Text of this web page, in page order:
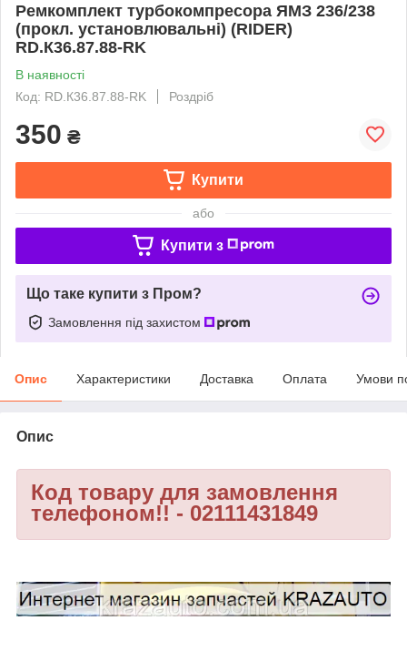
Ремкомплект турбокомпресора ЯМЗ 236/238
(прокл. установлювальні) (RIDER)
RD.К36.87.88-RK
В наявності
Код: RD.К36.87.88-RK
Роздріб
350 ₴
Купити
або
Купити з
Що таке купити з Пром?
Замовлення під захистом
Опис Характеристики Доставка Оплата Умови
Опис
Код товару для замовлення
телефоном!! - 02111431849